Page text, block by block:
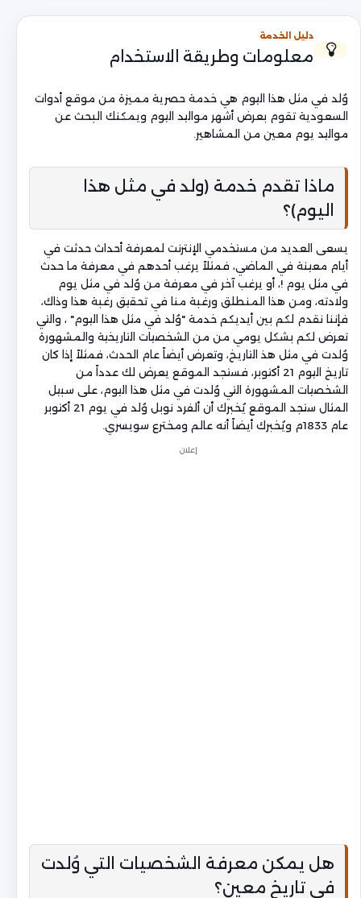
دليل الخدمة
معلومات وطريقة الاستخدام
وُلد في مثل هذا اليوم هي خدمة حصرية مميزة من موقع أدوات
السعودية تقوم بعرض أشهر مواليد اليوم ويمكنك البحث عن
مواليد يوم معين من المشاهير.
ماذا تقدم خدمة (ولد في مثل هذا
اليوم)؟
يسعى العديد من مستخدمي الإنترنت لمعرفة أحداث حدثت في
أيام معينة في الماضي، فمثلاً يرغب أحدهم في معرفة ما حدث
في مثل يوم !، أو يرغب آخر في معرفة من وُلد في مثل يوم
ولادته، ومن هذا المنطلق ورغبة منا في تحقيق رغبة هذا وذاك،
فإننا نقدم لكم بين أيديكم خدمة "وُلد في مثل هذا اليوم" ، والتي
تعرض لكم بشكل يومي من من الشخصيات التاريخية والمشهورة
وُلدت في مثل هذ التاريخ، وتعرض أيضاً عام الحدث، فمثلاً إذا كان
تاريخ اليوم 21 أكتوبر، فستجد الموقع يعرض لك عدداً من
الشخصيات المشهورة التي وُلدت في مثل هذا اليوم، على سبيل
المثال ستجد الموقع يُخبرك أن ألفرد نوبل وُلد في يوم 21 أكتوبر
عام 1833م ويُخبرك أيضاً أنه عالم ومخترع سويسري.
إعلان
هل يمكن معرفة الشخصيات التي وُلدت
في تاريخ معين؟